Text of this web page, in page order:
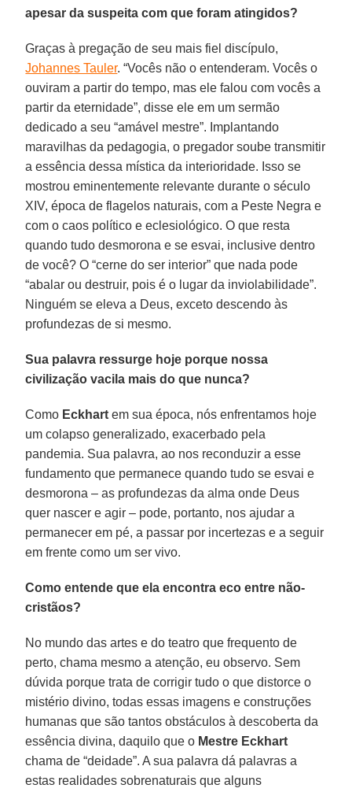
apesar da suspeita com que foram atingidos?
Graças à pregação de seu mais fiel discípulo,
Johannes Tauler. “Vocês não o entenderam. Vocês o
ouviram a partir do tempo, mas ele falou com vocês a
partir da eternidade”, disse ele em um sermão
dedicado a seu “amável mestre”. Implantando
maravilhas da pedagogia, o pregador soube transmitir
a essência dessa mística da interioridade. Isso se
mostrou eminentemente relevante durante o século
XIV, época de flagelos naturais, com a Peste Negra e
com o caos político e eclesiológico. O que resta
quando tudo desmorona e se esvai, inclusive dentro
de você? O “cerne do ser interior” que nada pode
“abalar ou destruir, pois é o lugar da inviolabilidade”.
Ninguém se eleva a Deus, exceto descendo às
profundezas de si mesmo.
Sua palavra ressurge hoje porque nossa
civilização vacila mais do que nunca?
Como Eckhart em sua época, nós enfrentamos hoje
um colapso generalizado, exacerbado pela
pandemia. Sua palavra, ao nos reconduzir a esse
fundamento que permanece quando tudo se esvai e
desmorona – as profundezas da alma onde Deus
quer nascer e agir – pode, portanto, nos ajudar a
permanecer em pé, a passar por incertezas e a seguir
em frente como um ser vivo.
Como entende que ela encontra eco entre não-
cristãos?
No mundo das artes e do teatro que frequento de
perto, chama mesmo a atenção, eu observo. Sem
dúvida porque trata de corrigir tudo o que distorce o
mistério divino, todas essas imagens e construções
humanas que são tantos obstáculos à descoberta da
essência divina, daquilo que o Mestre Eckhart
chama de “deidade”. A sua palavra dá palavras a
estas realidades sobrenaturais que alguns